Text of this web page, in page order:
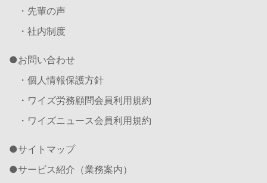
・先輩の声
・社内制度
お問い合わせ
・個人情報保護方針
・ワイズ労務顧問会員利用規約
・ワイズニュース会員利用規約
サイトマップ
サービス紹介（業務案内）